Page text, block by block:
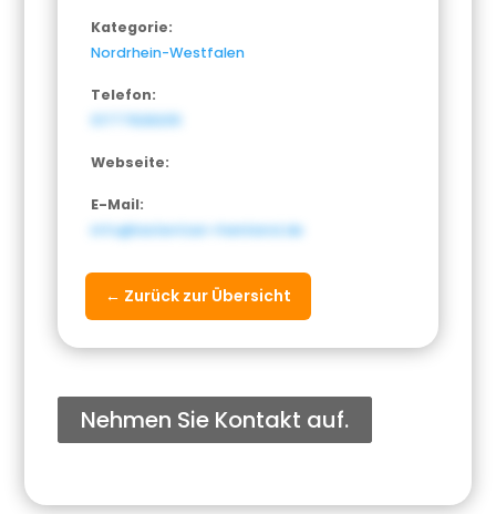
Kategorie:
Nordrhein-Westfalen
Telefon:
01777828205
Webseite:
E-Mail:
info@lastentaxi-rheinland.de
← Zurück zur Übersicht
Nehmen Sie Kontakt auf.